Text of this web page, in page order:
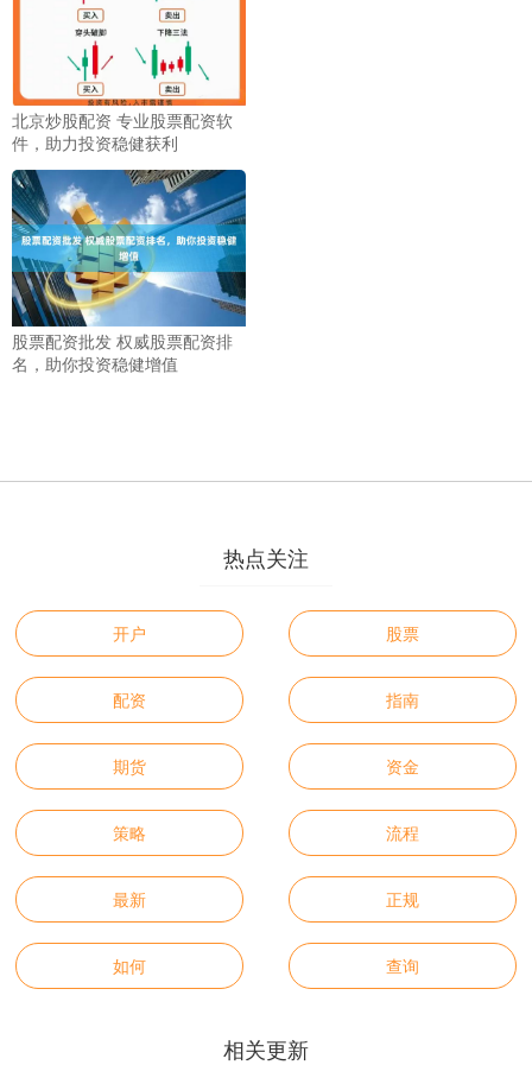
北京炒股配资 专业股票配资软
件，助力投资稳健获利
股票配资批发 权威股票配资排
名，助你投资稳健增值
热点关注
开户 股票
配资 指南
期货 资金
策略 流程
最新 正规
如何 查询
相关更新